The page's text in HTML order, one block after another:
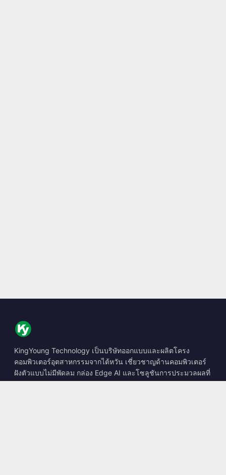
KingYoung Technology เป็นบริษัทออกแบบและผลิตโครง
คอมพิวเตอร์อุตสาหกรรมจากไต้หวัน เชี่ยวชาญด้านคอมพิวเตอร์
ฝังตัวแบบไม่มีพัดลม กล่อง Edge AI และโซลูชันการประมวลผลที่
ทนทาน